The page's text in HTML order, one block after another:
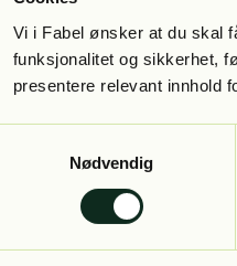
Vi i Fabel ønsker at du skal
funksjonalitet og sikkerhet,
presentere relevant innhold
Nødvendig
Application